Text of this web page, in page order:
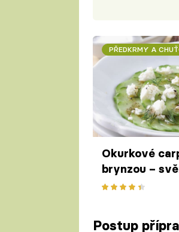
PŘEDKRMY A
Okurkové
brynzou –
předkrm se
Postup